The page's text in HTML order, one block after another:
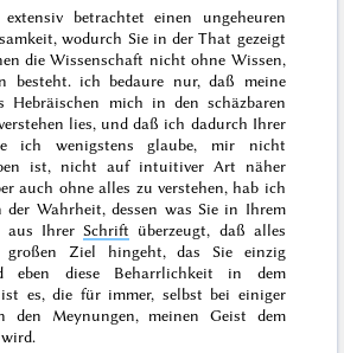
betrachtet einen ungeheuren
wodurch Sie in der That gezeigt
die Wissenschaft nicht ohne Wissen,
besteht. ich bedaure nur, daß meine
Hebräischen mich in den schäzbaren
lies, und daß ich dadurch Ihrer
ich wenigstens glaube, mir nicht
ist, nicht auf intuitiver Art näher
auch ohne alles zu verstehen, hab ich
der Wahrheit, dessen was Sie in Ihrem
aus Ihrer Schrift überzeugt, daß alles
großen Ziel hingeht, das Sie einzig
eben diese Beharrlichkeit in dem
es, die für immer, selbst bei einiger
den Meynungen, meinen Geist dem